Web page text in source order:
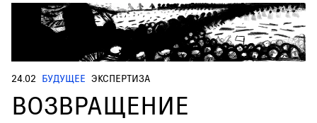
24.02 БУДУЩЕЕ ЭКСПЕРТИЗА
ВОЗВРАЩЕНИЕ